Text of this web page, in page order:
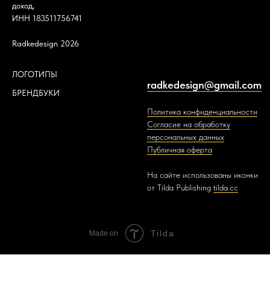
доход,
ИНН 183511756741
Radkedesign 2026
ЛОГОТИПЫ
БРЕНДБУКИ
radkedesign@gmail.com
Политика конфиденциальности
Согласие на обработку
персональных данных
Публичная оферта
На сайте использованы иконки
от Tilda Publishing tilda.cc
Made on Tilda